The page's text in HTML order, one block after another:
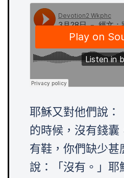
耶穌又對他們說：
的時候，沒有錢囊
有鞋，你們缺少甚
說：「沒有。」耶